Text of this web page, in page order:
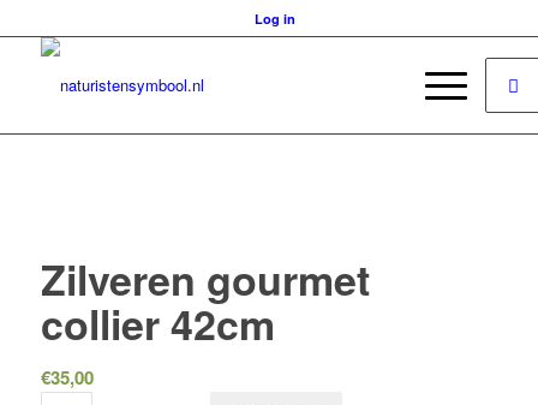
Log in
Zilveren gourmet
collier 42cm
€35,00